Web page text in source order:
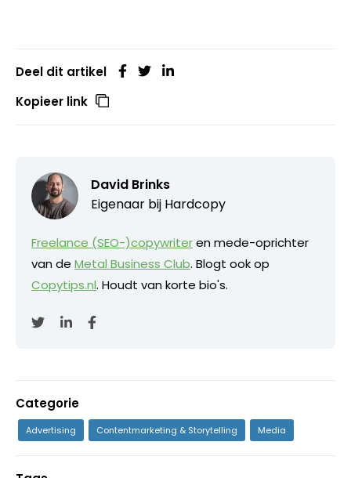
Deel dit artikel
Kopieer link
David Brinks
Eigenaar bij Hardcopy
Freelance (SEO-)copywriteren mede-oprichter
van de Metal Business Club. Blogt ook op
Copytips.nl. Houdt van korte bio's.
Categorie
Advertising Contentmarketing & Storytelling Media